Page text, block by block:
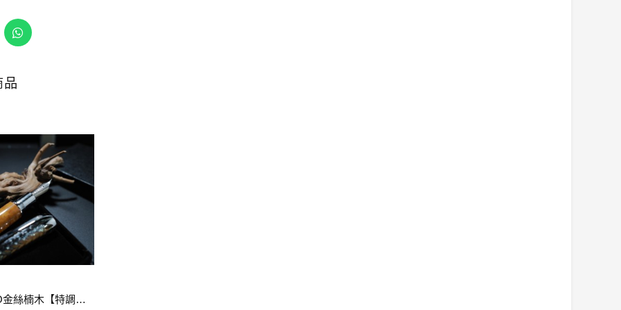
14. CEO金絲楠木【特調書法鈦尖】 (現貨)